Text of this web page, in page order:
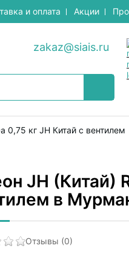
и оплата Акции
zakaz@siais.ru
0,75 кг JH Китай с вентилем
JH (Китай)
в
Отзывы (0)